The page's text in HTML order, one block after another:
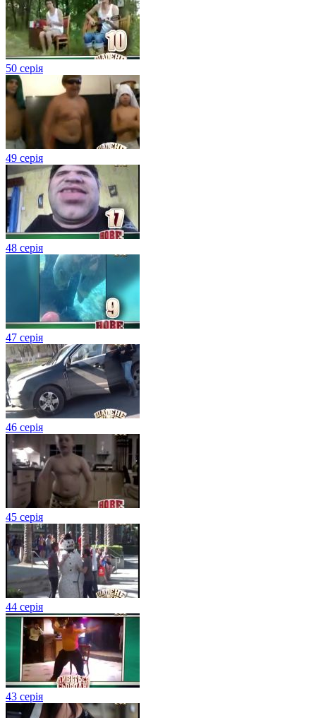
50 серія
49 серія
48 серія
47 серія
46 серія
45 серія
44 серія
43 серія